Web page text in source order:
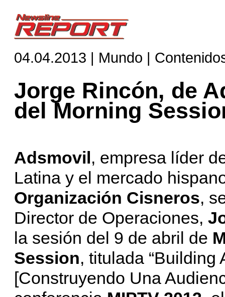
04.04.2013 | Mundo |
Jorge Rincón, de
del Morning
Adsmovil, empresa líder
Latina y el mercado
Organización Cisneros,
Director de Operaciones,
la sesión del 9 de abril de
Session, titulada “Building
[Construyendo Una